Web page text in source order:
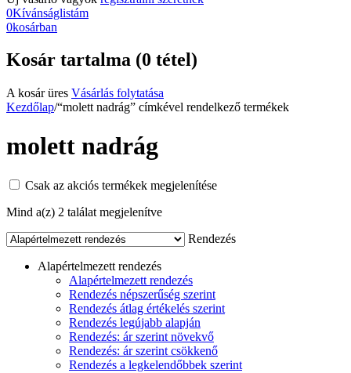
0Kívánságlistám
0kosárban
Kosár tartalma (0 tétel)
A kosár üres Vásárlás folytatása
Kezdőlap/“molett nadrág” címkével rendelkező termékek
molett nadrág
Csak az akciós termékek megjelenítése
Mind a(z) 2 találat megjelenítve
Rendezés
Alapértelmezett rendezés
Alapértelmezett rendezés
Rendezés népszerűség szerint
Rendezés átlag értékelés szerint
Rendezés legújabb alapján
Rendezés: ár szerint növekvő
Rendezés: ár szerint csökkenő
Rendezés a legkelendőbbek szerint